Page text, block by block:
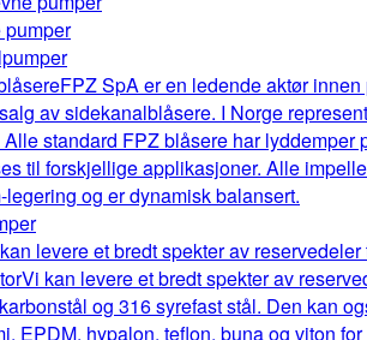
pumper
FPZ SpA er en ledende aktør
av sidekanalblåsere. I Norge
Alle standard FPZ blåsere har lyddemper
til forskjellige applikasjoner. Alle
og er dynamisk balansert.
levere et bredt spekter av
Vi kan levere et bredt spekter av
og 316 syrefast stål. Den kan
EPDM, hypalon, teflon, buna og viton